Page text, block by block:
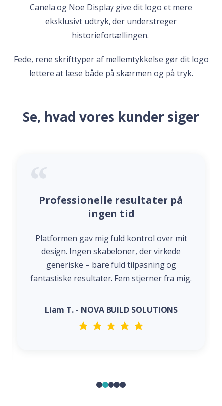
Canela og Noe Display give dit logo et mere
eksklusivt udtryk, der understreger
historiefortællingen.
Fede, rene skrifttyper af mellemtykkelse gør dit logo
lettere at læse både på skærmen og på tryk.
Se, hvad vores kunder siger
Professionelle resultater på
ingen tid
Platformen gav mig fuld kontrol over mit
design. Ingen skabeloner, der virkede
generiske – bare fuld tilpasning og
fantastiske resultater. Fem stjerner fra mig.
Liam T. - NOVA BUILD SOLUTIONS